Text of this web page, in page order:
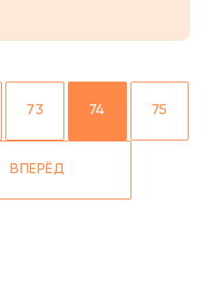
73 74 75
ВПЕРЁД